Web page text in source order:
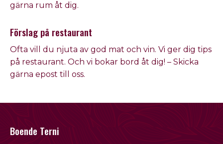
gärna rum åt dig.
Förslag på restaurant
Ofta vill du njuta av god mat och vin. Vi ger dig tips
på restaurant. Och vi bokar bord åt dig! – Skicka
gärna epost till oss.
Boende Terni